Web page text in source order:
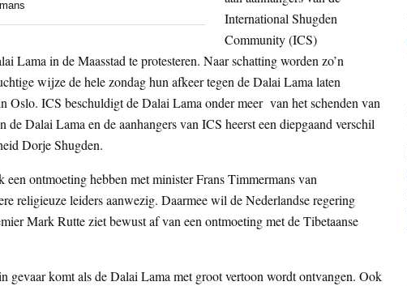
International Shugden
Community (ICS)
Lama in de Maasstad te protesteren. Naar schatting worden zo’n
wijze de hele zondag hun afkeer tegen de Dalai Lama laten
Oslo. ICS beschuldigt de Dalai Lama onder meer van het schenden van
de Dalai Lama en de aanhangers van ICS heerst een diepgaand verschil
Dorje Shugden.
ontmoeting hebben met minister Frans Timmermans van
religieuze leiders aanwezig. Daarmee wil de Nederlandse regering
Mark Rutte ziet bewust af van een ontmoeting met de Tibetaanse
gevaar komt als de Dalai Lama met groot vertoon wordt ontvangen. Ook